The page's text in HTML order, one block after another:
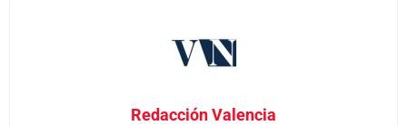
Redacción Valencia